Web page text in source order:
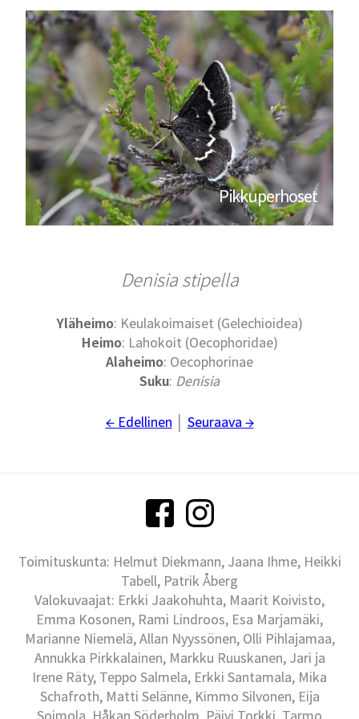
Pikkuperhoset
Denisia stipella
Yläheimo: Keulakoimaiset (Gelechioidea)
Heimo: Lahokoit (Oecophoridae)
Alaheimo: Oecophorinae
Suku: Denisia
← Edellinen Seuraava →
Toimituskunta: Helmut Diekmann, Jaana Ihme, Heikki
Tabell, Patrik Åberg
Valokuvaajat: Erkki Jaakohuhta, Maarit Koivisto,
Emma Kosonen, Rami Lindroos, Esa Marjamäki,
Marianne Niemelä, Allan Nyyssönen, Olli Pihlajamaa,
Annukka Pirkkalainen, Markku Ruuskanen, Jari ja
Irene Räty, Teppo Salmela, Erkki Santamala, Mika
Schafroth, Matti Selänne, Kimmo Silvonen, Eija